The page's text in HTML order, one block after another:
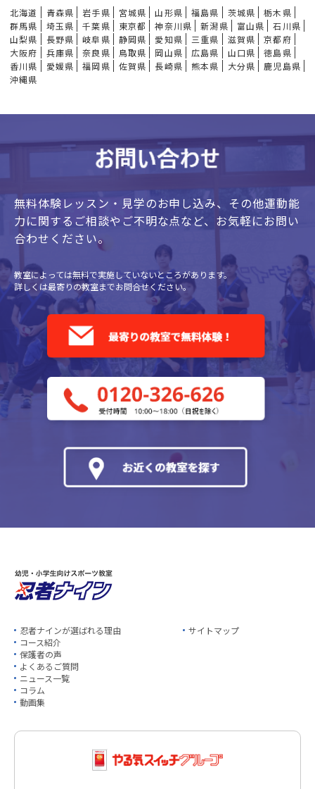
北海道
青森県 岩手県 宮城県 山形県 福島県 茨城県
栃木県
群馬県
埼玉県 千葉県 東京都 神奈川県 新潟県 富山県
石川県
山梨県
長野県 岐阜県 静岡県 愛知県 三重県 滋賀県
京都府
大阪府
兵庫県 奈良県 鳥取県 岡山県 広島県 山口県
徳島県
香川県
愛媛県 福岡県 佐賀県 長崎県 熊本県 大分県
鹿児島県
沖縄県
無料体験レッスン・見学のお申し込み、 その他運動能
力に関するご相談やご不明な点など、 お気軽にお問い
合わせください。
教室によっては無料で実施していないところがあります。
詳しくは最寄りの教室までお問合せください。
忍者ナインが選ばれる理由
コース紹介
保護者の声
よくあるご質問
ニュース一覧
コラム
動画集
サイトマップ